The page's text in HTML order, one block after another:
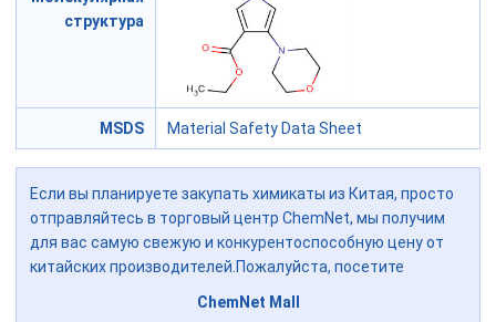
структура
MSDS Material Safety Data Sheet
Если вы планируете закупать химикаты из Китая, просто
отправляйтесь в торговый центр ChemNet, мы получим
для вас самую свежую и конкурентоспособную цену от
китайских производителей.Пожалуйста, посетите
ChemNet Mall